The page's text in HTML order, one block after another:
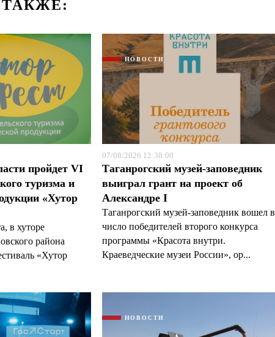
пройдет VI
туризма и
«Хутор
в хуторе
района
«Хутор
НОВОСТИ
07/08/2026 12:38:00
Таганрогский музей-заповедник
выиграл грант на проект об
Александре I
Таганрогский музей-заповедник вошел в
число победителей второго конкурса
программы «Красота внутри.
Краеведческие музеи России», ор...
НОВОСТИ